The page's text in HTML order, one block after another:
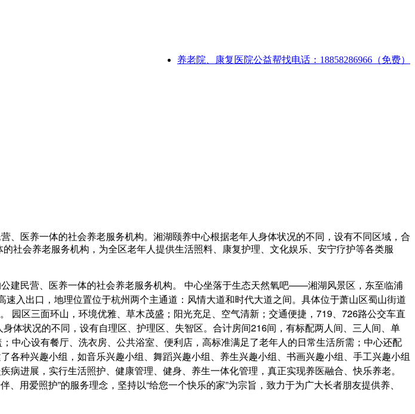
养老院、康复医院公益帮找电话：18858286966（免费）
医养一体的社会养老服务机构。湘湖颐养中心根据老年人身体状况的不同，设有不同区域，合
社会养老服务机构，为全区老年人提供生活照料、康复护理、文化娱乐、安宁疗护等各类服
建民营、医养一体的社会养老服务机构。 中心坐落于生态天然氧吧——湘湖风景区，东至临浦
入出口，地理位置位于杭州两个主通道：风情大道和时代大道之间。具体位于萧山区蜀山街道
区三面环山，环境优雅、草木茂盛；阳光充足、空气清新；交通便捷，719、726路公交车直
体状况的不同，设有自理区、护理区、失智区。合计房间216间，有标配两人间、三人间、单
中心设有餐厅、洗衣房、公共浴室、便利店，高标准满足了老年人的日常生活所需；中心还配
种兴趣小组，如音乐兴趣小组、舞蹈兴趣小组、养生兴趣小组、书画兴趣小组、手工兴趣小组
进展，实行生活照护、健康管理、健身、养生一体化管理，真正实现养医融合、快乐养老。
用爱照护”的服务理念，坚持以“给您一个快乐的家”为宗旨，致力于为广大长者朋友提供养、